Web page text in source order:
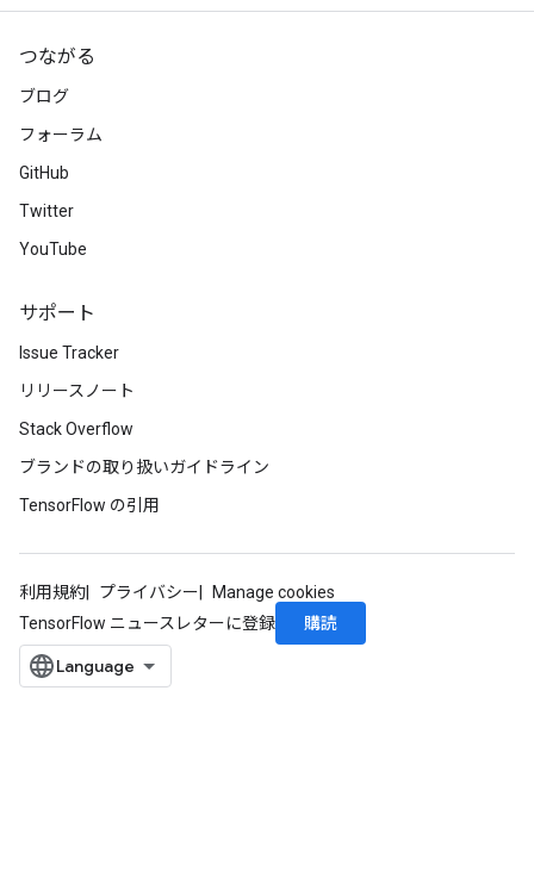
つながる
ブログ
フォーラム
GitHub
Twitter
YouTube
サポート
Issue Tracker
リリースノート
Stack Overflow
ブランドの取り扱いガイドライン
TensorFlow の引用
利用規約 プライバシー
Manage cookies
TensorFlow ニュースレターに登録
購読